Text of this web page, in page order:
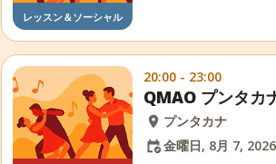
レッスン＆ソーシャル
20:00 - 23:00
QMAO プンタカ
プンタカナ
金曜日, 8月 7, 2026